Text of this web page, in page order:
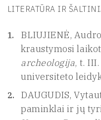
LITERATŪRA IR
BLIUJIENĖ,
kraustymosi
archeologija, t.
universiteto
DAUGUDIS,
paminklai ir jų